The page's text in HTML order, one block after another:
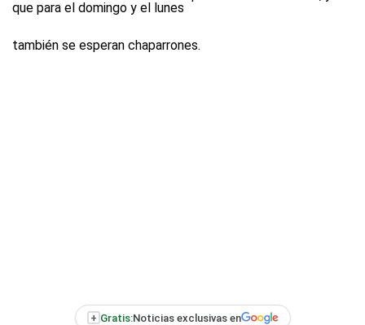
que para el domingo y el lunes
también se esperan chaparrones.
+ Gratis:Noticias exclusivas en